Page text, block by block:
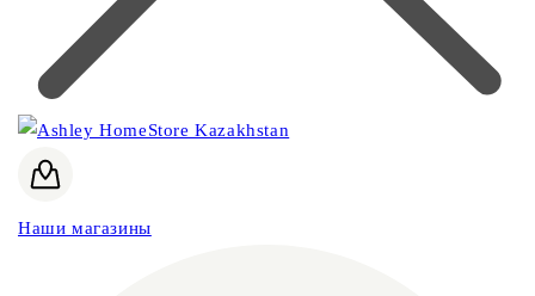
Наши магазины